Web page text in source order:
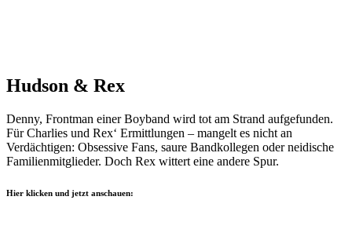
Hudson & Rex
Denny, Frontman einer Boyband wird tot am Strand aufgefunden.
Für Charlies und Rex‘ Ermittlungen – mangelt es nicht an
Verdächtigen: Obsessive Fans, saure Bandkollegen oder neidische
Familienmitglieder. Doch Rex wittert eine andere Spur.
Hier klicken und jetzt anschauen: